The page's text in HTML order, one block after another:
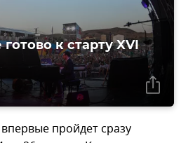
к старту XVI
пройдет сразу